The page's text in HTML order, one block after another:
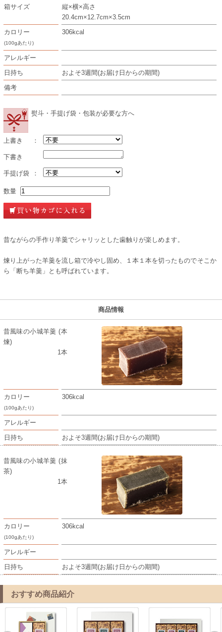
箱サイズ
縦×横×高さ
20.4cm×12.7cm×3.5cm
カロリー
(100gあたり)
306kcal
アレルギー
日持ち
およそ3週間(お届け日からの期間)
備考
熨斗・手提げ袋・包装が必要な方へ
上書き ：
下書き
手提げ袋 ：
数量
昔ながらの手作り羊羹でシャリッとした歯触りが楽しめます。
煉り上がった羊羹を流し箱で冷やし固め、１本１本を切ったものでそこか
ら「断ち羊羹」とも呼ばれています。
商品情報
昔風味の小城羊羹 (本
煉)
1本
カロリー
(100gあたり)
306kcal
アレルギー
日持ち
およそ3週間(お届け日からの期間)
昔風味の小城羊羹 (抹
茶)
1本
カロリー
(100gあたり)
306kcal
アレルギー
日持ち
およそ3週間(お届け日からの期間)
おすすめ商品紹介